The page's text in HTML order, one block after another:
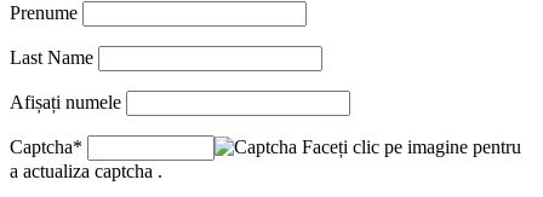
Prenume
Last Name
Afișați numele
Captcha*
Faceți clic pe imagine pentru
a actualiza captcha .